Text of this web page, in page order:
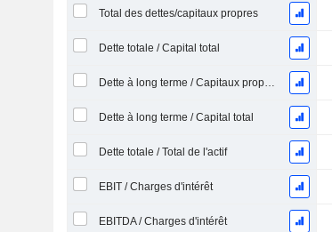
Total des dettes/capitaux propres
Dette totale / Capital total
Dette à long terme / Capitaux propres
Dette à long terme / Capital total
Dette totale / Total de l'actif
EBIT / Charges d'intérêt
EBITDA / Charges d'intérêt